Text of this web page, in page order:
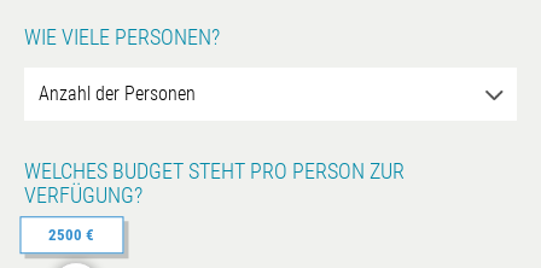
WIE VIELE PERSONEN?
WELCHES BUDGET STEHT PRO PERSON ZUR
VERFÜGUNG?
2500 €